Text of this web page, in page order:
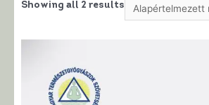
Showing all 2 results